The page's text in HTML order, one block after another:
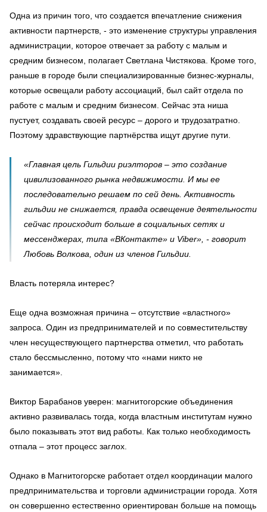
Одна из причин того, что создается впечатление снижения
активности партнерств, - это изменение структуры управления
администрации, которое отвечает за работу с малым и
средним бизнесом, полагает Светлана Чистякова. Кроме того,
раньше в городе были специализированные бизнес-журналы,
которые освещали работу ассоциаций, был сайт отдела по
работе с малым и средним бизнесом. Сейчас эта ниша
пустует, создавать своей ресурс – дорого и трудозатратно.
Поэтому здравствующие партнёрства ищут другие пути.
«Главная цель Гильдии риэлторов – это создание
цивилизованного рынка недвижимости. И мы ее
последовательно решаем по сей день. Активность
гильдии не снижается, правда освещение деятельности
сейчас происходит больше в социальных сетях и
мессенджерах, типа «ВКонтакте» и Viber», - говорит
Любовь Волкова, один из членов Гильдии.
Власть потеряла интерес?
Еще одна возможная причина – отсутствие «властного»
запроса. Один из предпринимателей и по совместительству
член несуществующего партнерства отметил, что работать
стало бессмысленно, потому что «нами никто не
занимается».
Виктор Барабанов уверен: магнитогорские объединения
активно развивалась тогда, когда властным институтам нужно
было показывать этот вид работы. Как только необходимость
отпала – этот процесс заглох.
Однако в Магнитогорске работает отдел координации малого
предпринимательства и торговли администрации города. Хотя
он совершенно естественно ориентирован больше на помощь